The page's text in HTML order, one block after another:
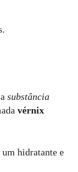
substância
vérnix
hidratante e